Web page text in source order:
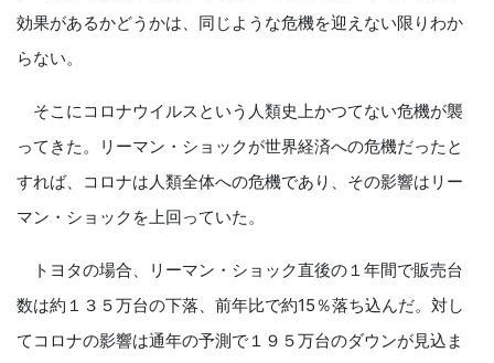
効果があるかどうかは、同じような危機を迎えない限りわか
らない。
そこにコロナウイルスという人類史上かつてない危機が襲
ってきた。リーマン・ショックが世界経済への危機だったと
すれば、コロナは人類全体への危機であり、その影響はリー
マン・ショックを上回っていた。
トヨタの場合、リーマン・ショック直後の１年間で販売台
数は約１３５万台の下落、前年比で約15％落ち込んだ。対し
てコロナの影響は通年の予測で１９５万台のダウンが見込ま